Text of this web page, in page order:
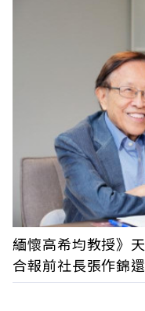
緬懷高希均教授》
合報前社長張作錦